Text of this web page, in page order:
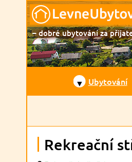
– dobré ubytování za
▼ Ubytování
Rekreační